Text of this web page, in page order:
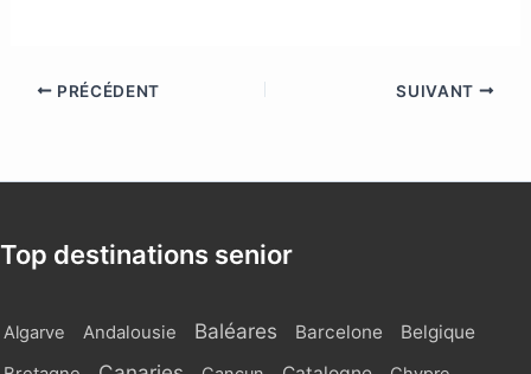
PRÉCÉDENT SUIVANT
Top destinations senior
Algarve Andalousie Baléares Barcelone Belgique